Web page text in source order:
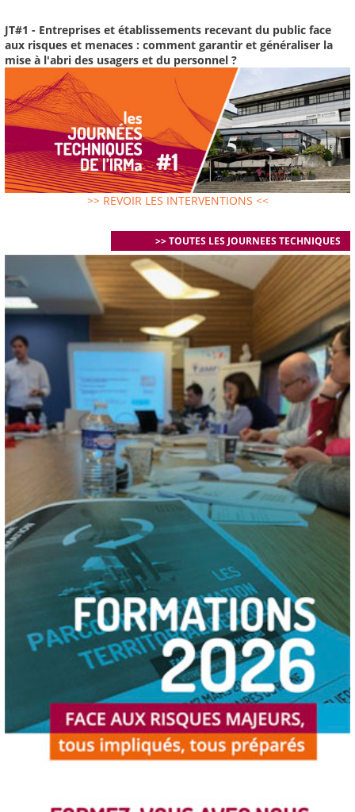
JT#1 - Entreprises et établissements recevant du public face
aux risques et menaces : comment garantir et généraliser la
mise à l'abri des usagers et du personnel ?
>> REVOIR LES INTERVENTIONS <<
>> TOUTES LES JOURNEES TECHNIQUES